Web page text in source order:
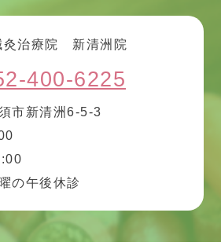
灸治療院 新清洲院
400-6225
市新清洲6-5-3
の午後休診